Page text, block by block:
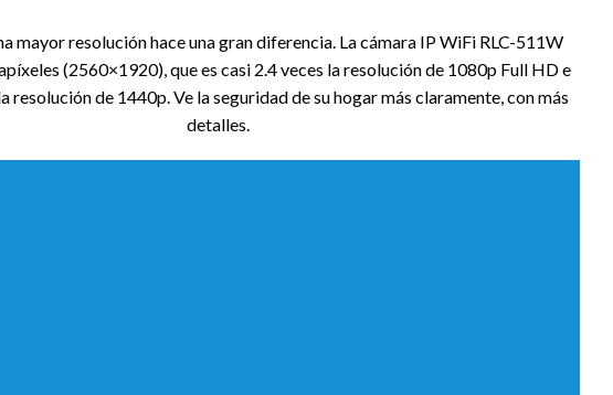
mayor resolución hace una gran diferencia. La cámara IP WiFi RLC-511W
(2560×1920), que es casi 2.4 veces la resolución de 1080p Full HD e
resolución de 1440p. Ve la seguridad de su hogar más claramente, con más
detalles.